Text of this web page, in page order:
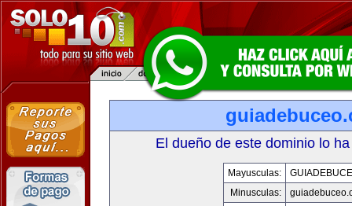
El dueño de este dominio lo
Mayusculas:
Minusculas: